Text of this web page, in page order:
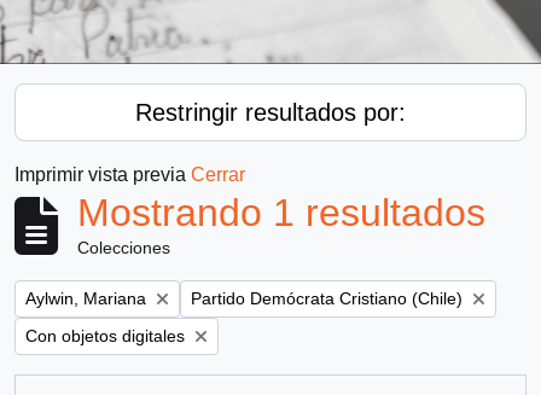
Restringir resultados por:
Imprimir vista previa Cerrar
Mostrando 1 resultados
Colecciones
Remove filter:
Aylwin, Mariana Remove filter:
Partido Demócrata Cristiano (Chile)
Remove filter:
Con objetos digitales